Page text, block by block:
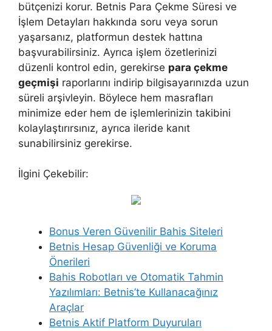
bütçenizi korur. Betnis Para Çekme Süresi ve
İşlem Detayları hakkında soru veya sorun
yaşarsanız, platformun destek hattına
başvurabilirsiniz. Ayrıca işlem özetlerinizi
düzenli kontrol edin, gerekirse para çekme
geçmişi raporlarını indirip bilgisayarınızda uzun
süreli arşivleyin. Böylece hem masrafları
minimize eder hem de işlemlerinizin takibini
kolaylaştırırsınız, ayrıca ileride kanıt
sunabilirsiniz gerekirse.
İlgini Çekebilir:
Bonus Veren Güvenilir Bahis Siteleri
Betnis Hesap Güvenliği ve Koruma
Önerileri
Bahis Robotları ve Otomatik Tahmin
Yazılımları: Betnis’te Kullanacağınız
Araçlar
Betnis Aktif Platform Duyuruları